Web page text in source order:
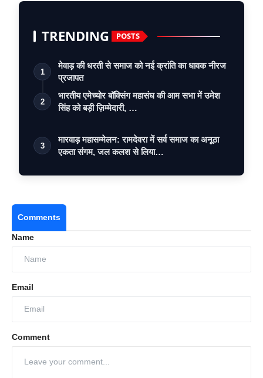
TRENDING POSTS
1
मेवाड़ की धरती से समाज को नई क्रांति का धावक नीरज
प्रजापत
2
भारतीय एमेच्योर बॉक्सिंग महासंघ की आम सभा में उमेश
सिंह को बड़ी ज़िम्मेदारी, …
3
मारवाड़ महासम्मेलन: रामदेवरा में सर्व समाज का अनूठा
एकता संगम, जल कलश से लिया…
Comments
Name
Email
Comment